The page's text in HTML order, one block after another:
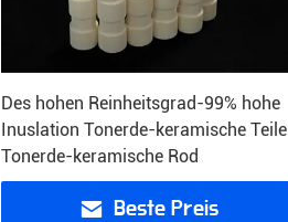
Des hohen Reinheitsgrad-99% hohe
Inuslation Tonerde-keramische Teile
Tonerde-keramische Rod
Beste Preis